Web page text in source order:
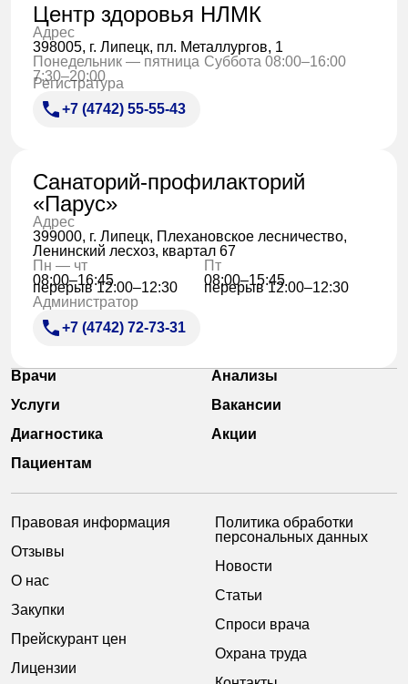
Центр здоровья НЛМК
Адрес
398005, г. Липецк, пл. Металлургов, 1
Понедельник — пятница
7:30–20:00
Суббота 08:00–16:00
Регистратура
+7 (4742) 55-55-43
Санаторий-профилакторий
«Парус»
Адрес
399000, г. Липецк, Плехановское лесничество,
Ленинский лесхоз, квартал 67
Пн — чт
08:00–16:45
перерыв 12:00–12:30
Пт
08:00–15:45
перерыв 12:00–12:30
Администратор
+7 (4742) 72-73-31
Врачи
Анализы
Услуги
Вакансии
Диагностика
Акции
Пациентам
Правовая информация
Отзывы
О нас
Закупки
Прейскурант цен
Лицензии
Политика обработки
персональных данных
Новости
Статьи
Спроси врача
Охрана труда